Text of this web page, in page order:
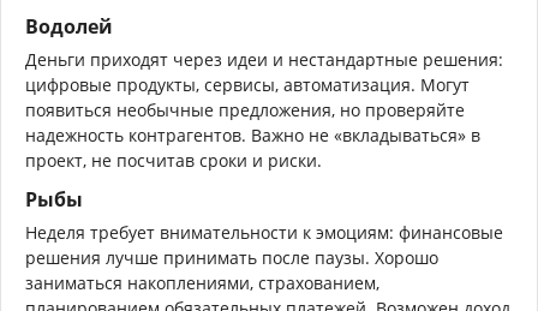
Водолей
Деньги приходят через идеи и нестандартные решения:
цифровые продукты, сервисы, автоматизация. Могут
появиться необычные предложения, но проверяйте
надежность контрагентов. Важно не «вкладываться» в
проект, не посчитав сроки и риски.
Рыбы
Неделя требует внимательности к эмоциям: финансовые
решения лучше принимать после паузы. Хорошо
заниматься накоплениями, страхованием,